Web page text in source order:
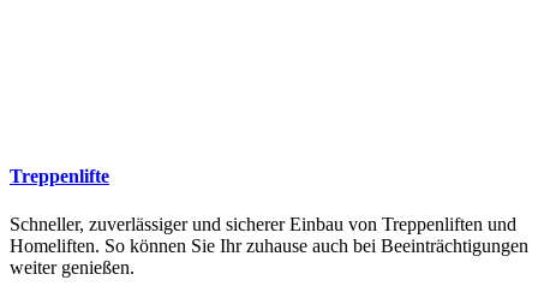
Treppenlifte
Schneller, zuverlässiger und sicherer Einbau von Treppenliften und
Homeliften. So können Sie Ihr zuhause auch bei Beeinträchtigungen
weiter genießen.